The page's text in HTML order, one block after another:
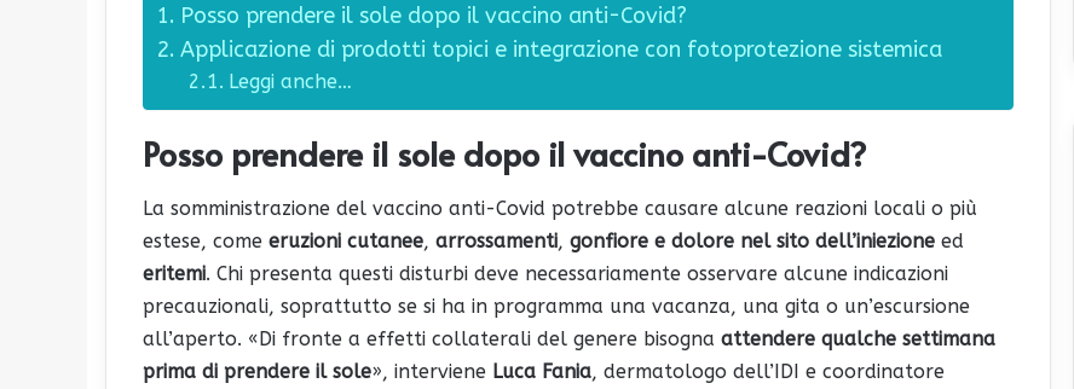
Posso prendere il sole dopo il vaccino anti-Covid?
Applicazione di prodotti topici e integrazione con fotoprotezione sistemica
Leggi anche…
Posso prendere il sole dopo il vaccino anti-Covid?
La somministrazione del vaccino anti-Covid potrebbe causare alcune reazioni locali o più
estese, come eruzioni cutanee, arrossamenti, gonfiore e dolore nel sito dell’iniezione ed
eritemi. Chi presenta questi disturbi deve necessariamente osservare alcune indicazioni
precauzionali, soprattutto se si ha in programma una vacanza, una gita o un’escursione
all’aperto. «Di fronte a effetti collaterali del genere bisogna attendere qualche settimana
prima di prendere il sole», interviene Luca Fania, dermatologo dell’IDI e coordinatore